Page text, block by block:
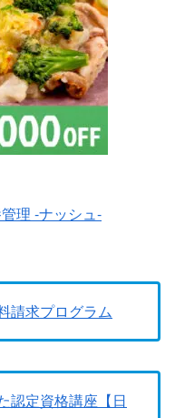
理 -ナッシュ-
請求プログラム
認定資格講座【日